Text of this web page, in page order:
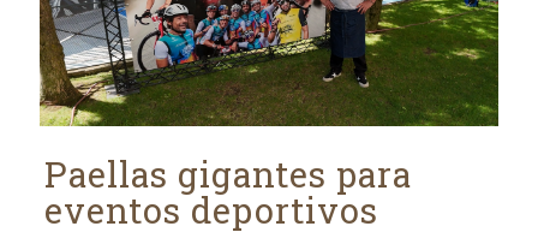
Paellas gigantes para
eventos deportivos